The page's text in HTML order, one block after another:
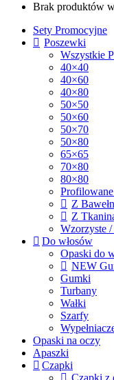
Brak produktów
Sety Promocyjne
Poszewki
Wszystkie
40×40
40×60
40×80
50×50
50×60
50×70
50×80
65×65
70×80
80×80
Z
Z
Wzorzyste
Do włosów
Opaski do
NEW
Gumki
Turbany
Wałki
Szarfy
Opaski na oczy
Apaszki
Czapki
Czapki z